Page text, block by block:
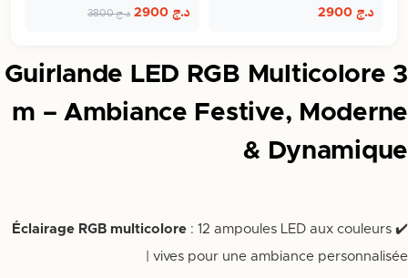
د.ج د.ج د.ج3800
Guirlande LED RGB Multicolore 3
m – Ambiance Festive, Moderne
& Dynamique
✔️
Éclairage RGB multicolore : 12 ampoules LED aux couleurs
vives pour une ambiance personnalisée |